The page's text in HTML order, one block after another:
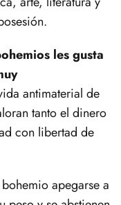
les gusta
antimaterial de
tanto el dinero
con libertad de
apegarse a